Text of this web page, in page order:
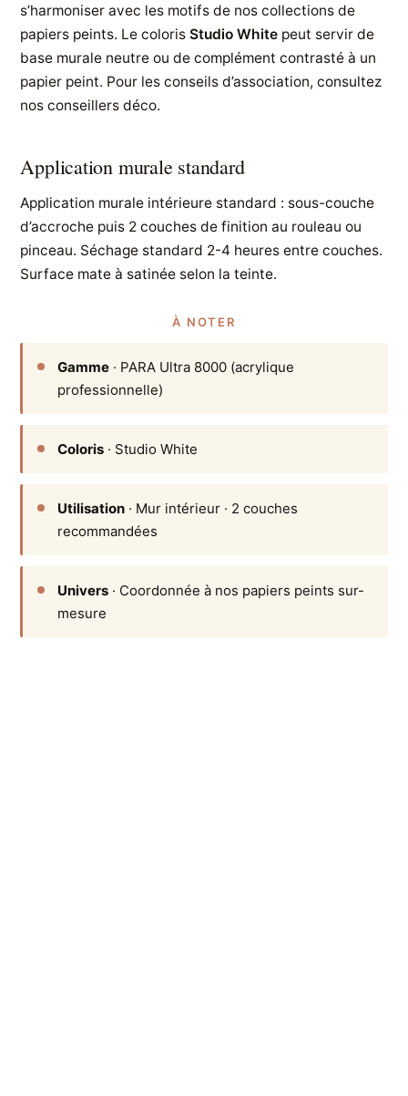
s’harmoniser avec les motifs de nos collections de
papiers peints. Le colorisStudio White peut servir de
base murale neutre ou de complément contrasté à un
papier peint. Pour les conseils d’association, consultez
nos conseillers déco.
Application murale standard
Application murale intérieure standard : sous-couche
d’accroche puis 2 couches de finition au rouleau ou
pinceau. Séchage standard 2-4 heures entre couches.
Surface mate à satinée selon la teinte.
À NOTER
Gamme · PARA Ultra 8000 (acrylique
professionnelle)
Coloris · Studio White
Utilisation · Mur intérieur · 2 couches
recommandées
Univers · Coordonnée à nos papiers peints sur-
mesure